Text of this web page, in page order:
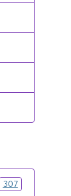
307